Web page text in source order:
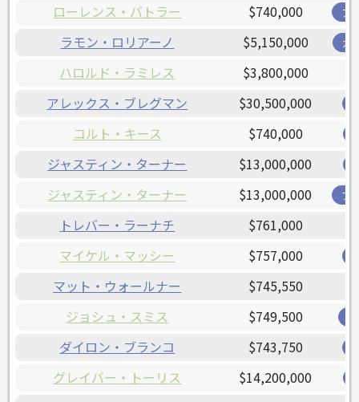
ローレンス・バトラー $740,000 ア
ラモン・ロリアーノ $5,150,000 ガ
ハロルド・ラミレス
$3,800,000
アレックス・ブレグマン
$30,500,000
コルト・キース $740,000
ジャスティン・ターナー $13,000,000
ジャスティン・ターナー $13,000,000 ブ
トレバー・ラーナチ $761,000
マイケル・マッシー $757,000
マット・ウォールナー $745,550
ジョシュ・スミス $749,500
ダイロン・ブランコ $743,750
グレイバー・トーリス $14,200,000